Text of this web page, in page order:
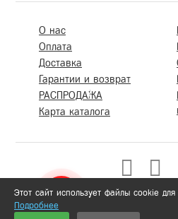
О нас
Оплата
Доставка
Гарантии и возврат
РАСПРОДАЖА
Карта каталога
Этот сайт использует файлы cookie
Подробнее